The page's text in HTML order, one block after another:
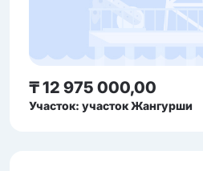
₸ 12 975 000,00
Участок: участок Жангурши